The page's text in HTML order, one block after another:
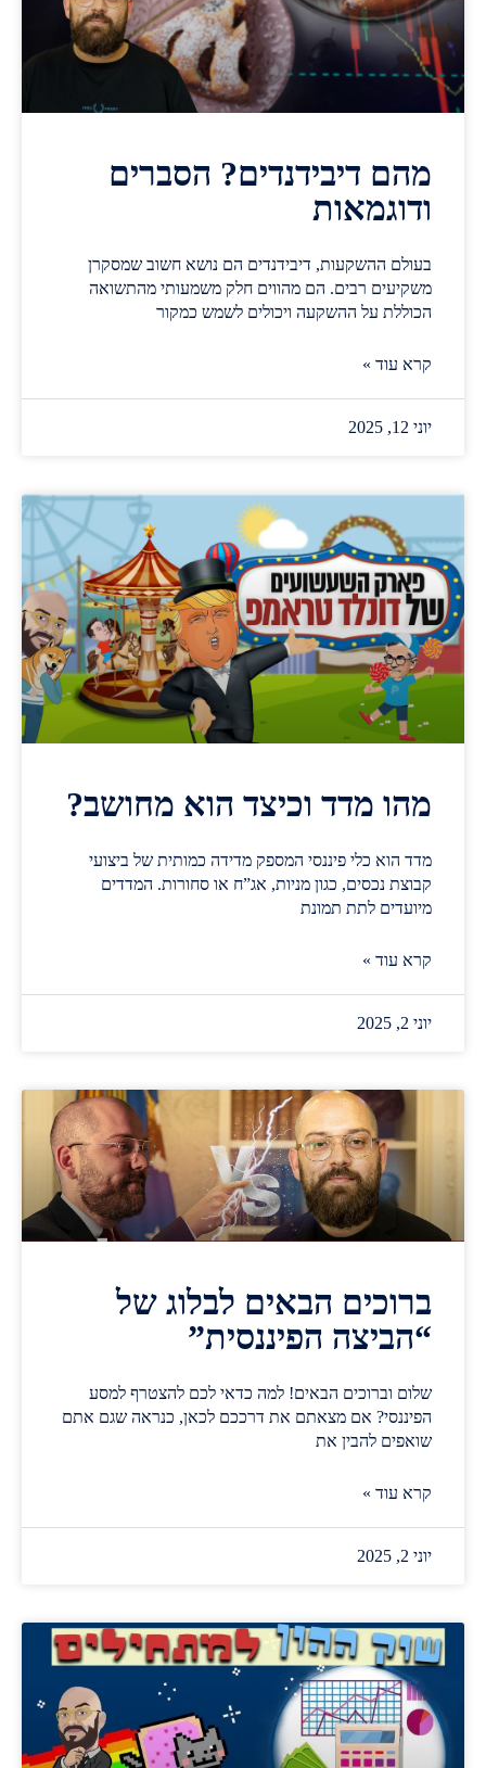
מהם דיבידנדים? הסברים
ודוגמאות
בעולם ההשקעות, דיבידנדים הם נושא חשוב שמסקרן
משקיעים רבים. הם מהווים חלק משמעותי מהתשואה
הכוללת על ההשקעה ויכולים לשמש כמקור
קרא עוד »
יוני 12, 2025
מהו מדד וכיצד הוא מחושב?
מדד הוא כלי פיננסי המספק מדידה כמותית של ביצועי
קבוצת נכסים, כגון מניות, אג”ח או סחורות. המדדים
מיועדים לתת תמונת
קרא עוד »
יוני 2, 2025
ברוכים הבאים לבלוג של
“הביצה הפיננסית”
שלום וברוכים הבאים! למה כדאי לכם להצטרף למסע
הפיננסי? אם מצאתם את דרככם לכאן, כנראה שגם אתם
שואפים להבין את
קרא עוד »
יוני 2, 2025